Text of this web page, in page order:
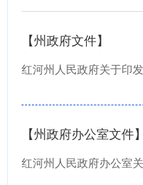
【州政府文件】
【州政府办公室文件】